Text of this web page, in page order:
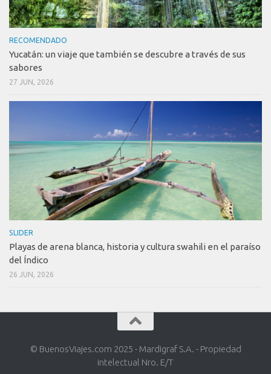
RECOMENDADO
Yucatán: un viaje que también se descubre a través de sus
sabores
27 JUN, 2026
SLIDER
Playas de arena blanca, historia y cultura swahili en el paraíso
del Índico
26 JUN, 2026
© BuenosViajes.com 2025 - Mardigraf S.A. - Propiedad
intelectual Nro. E/T